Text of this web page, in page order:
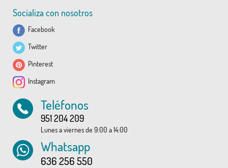
Socializa con nosotros
Facebook
Twitter
Pinterest
Instagram
Teléfonos
951 204 209
Lunes a viernes de 9:00 a 14:00
Whatsapp
636 256 550